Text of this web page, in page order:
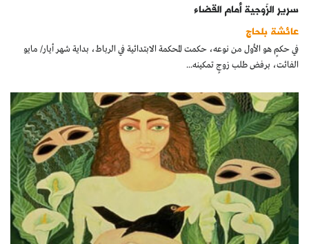
بالصورة
كتّابنا
الأرشيف
سرير الزّوجية أمام القضاء
عائشة بلحاج
في حكمٍ هو الأول من نوعه، حكمت المحكمة الابتدائية في الرباط، بداية شهر أيار/ مايو
الفائت، برفض طلب زوجٍ تمكينه...